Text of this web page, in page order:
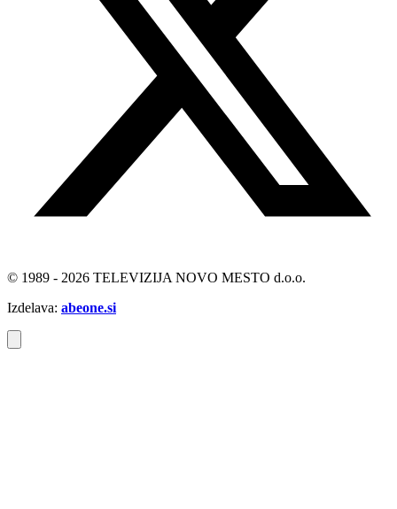
© 1989 - 2026 TELEVIZIJA NOVO MESTO d.o.o.
Izdelava: abeone.si